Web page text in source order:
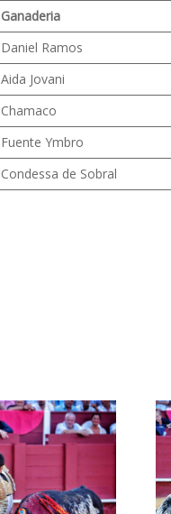
Ganaderia
Daniel Ramos
Aida Jovani
Chamaco
Fuente Ymbro
Condessa de Sobral